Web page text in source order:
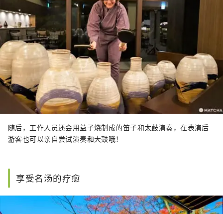
随后，工作人员还会用益子烧制成的笛子和太鼓演奏，在表演后
游客也可以亲自尝试演奏和大鼓哦！
享受名汤的疗愈